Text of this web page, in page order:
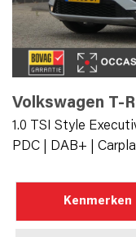
Volkswagen T-
1.0 TSI Style
PDC | DAB+ |
Kenmerken